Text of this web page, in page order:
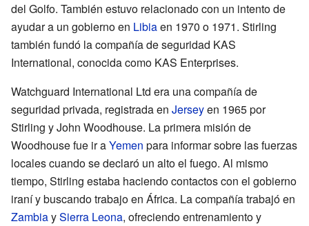
del Golfo. También estuvo relacionado con un intento de
ayudar a un gobierno en Libiaen 1970 o 1971. Stirling
también fundó la compañía de seguridad KAS
International, conocida como KAS Enterprises.
Watchguard International Ltd era una compañía de
seguridad privada, registrada en Jerseyen 1965 por
Stirling y John Woodhouse. La primera misión de
Woodhouse fue ir aYemen para informar sobre las fuerzas
locales cuando se declaró un alto el fuego. Al mismo
tiempo, Stirling estaba haciendo contactos con el gobierno
iraní y buscando trabajo en África. La compañía trabajó en
ZambiaySierra Leona, ofreciendo entrenamiento y